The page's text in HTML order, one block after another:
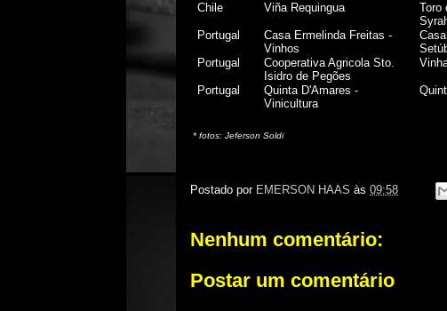
Chile
Viña Requingua
Toro
Portugal
Casa Ermelinda Freitas -
Vinhos
Portugal
Cooperativa Agricola Sto.
Isidro de Pegões
Portugal
Quinta D'Amares -
Vinicultura
* fotos: Jeferson Soldi
Postado por EMERSON HAAS às 09:58
Nenhum comentário:
Postar um comentário